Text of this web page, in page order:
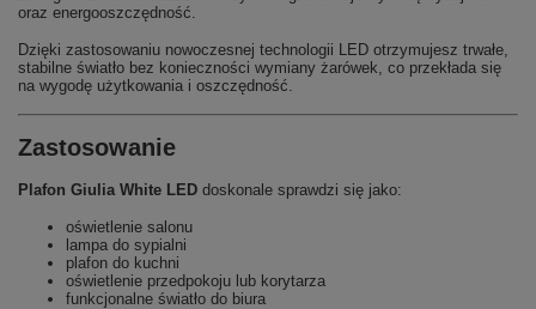
oraz energooszczędność.
Dzięki zastosowaniu nowoczesnej technologii LED otrzymujesz trwałe,
stabilne światło bez konieczności wymiany żarówek, co przekłada się
na wygodę użytkowania i oszczędność.
Zastosowanie
Plafon Giulia White LED doskonale sprawdzi się jako:
oświetlenie salonu
lampa do sypialni
plafon do kuchni
oświetlenie przedpokoju lub korytarza
funkcjonalne światło do biura